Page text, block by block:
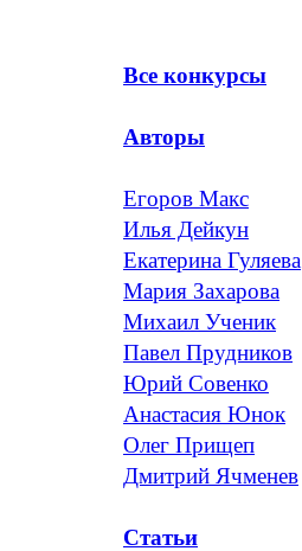
Все конкурсы
Авторы
Егоров Макс
Илья Дейкун
Екатерина Гуляева
Мария Захарова
Михаил Ученик
Павел Прудников
Юрий Совенко
Анастасия Юнок
Олег Прищеп
Дмитрий Ячменев
Статьи